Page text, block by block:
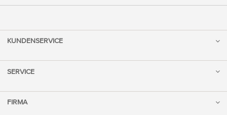
KUNDENSERVICE
SERVICE
FIRMA